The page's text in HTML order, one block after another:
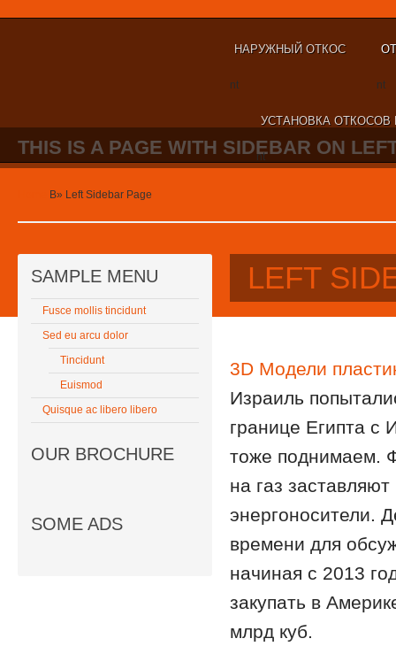
НАРУЖНЫЙ ОТКОС
nt nt
УСТАНОВКА
nt
THIS IS A PAGE WITH SIDEBAR ON
В» Left Sidebar Page
SAMPLE MENU
Fusce mollis tincidunt
Sed eu arcu dolor
Tincidunt
Euismod
Quisque ac libero libero
OUR BROCHURE
SOME ADS
LEFT
3D Модели
Израиль
границе Египта с
тоже поднимаем.
на газ
энергоносители.
времени для
начиная с 2013
закупать в
млрд куб.